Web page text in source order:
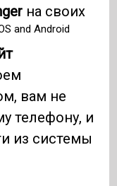
на своих
and Android
вам не
телефону, и
из системы